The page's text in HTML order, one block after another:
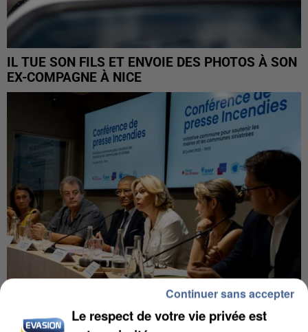
IL TUE SON FILS ET ENVOIE DES PHOTOS À SON
EX-COMPAGNE À NICE
INCENDIES : L’ÎLE-DE-FRANCE LANCE UN ÉLAN
Le respect de votre vie privée est
Continuer sans accepter